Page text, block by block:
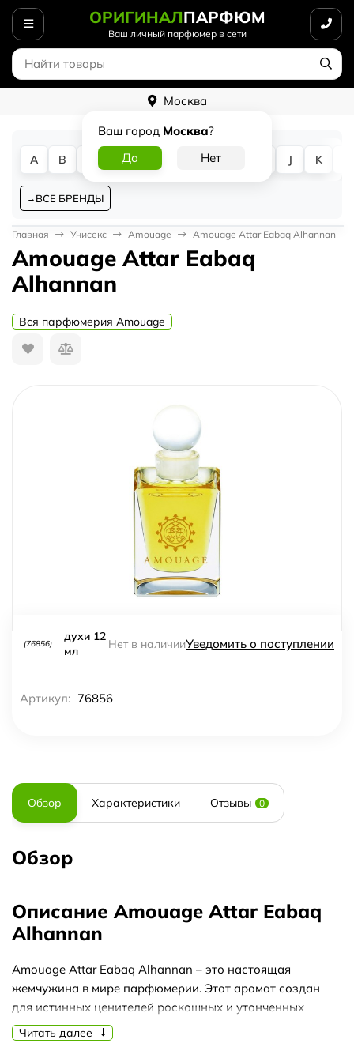
ОРИГИНАЛПАРФЮМ
Ваш личный парфюмер в сети
Москва
Ваш город Москва?
A B D G J K
ВСЕ БРЕНДЫ
Главная Унисекс Amouage Amouage Attar Eabaq Alhannan
Amouage Attar Eabaq
Alhannan
Вся парфюмерия Amouage
(76856)
духи 12
мл
Нет в наличииУведомить о поступлении
Артикул: 76856
Обзор Характеристики Отзывы 0
Обзор
Описание Amouage Attar Eabaq
Alhannan
Amouage Attar Eabaq Alhannan – это настоящая
жемчужина в мире парфюмерии. Этот аромат создан
для истинных ценителей роскошных и утонченных
запахов.
Читать далее